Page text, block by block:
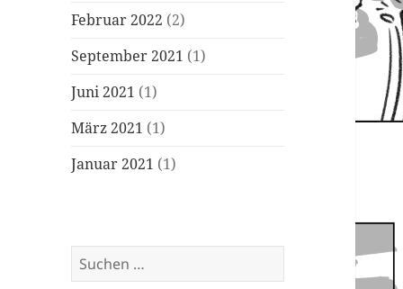
Februar 2022 (2)
September 2021 (1)
Juni 2021 (1)
März 2021 (1)
Januar 2021 (1)
Suchen
nach: